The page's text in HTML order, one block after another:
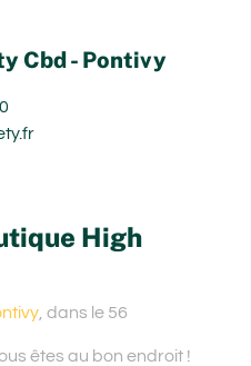
Cbd - Pontivy
High
, dans le 56
êtes au bon endroit !